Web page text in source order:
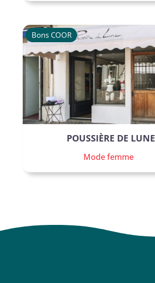
POUSSIÈRE DE LUNE
Mode femme
Bons COOR